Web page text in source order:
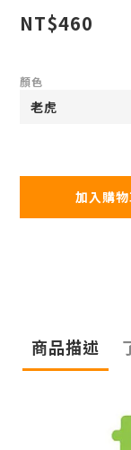
NT$460
顏色
加入購
商品描述